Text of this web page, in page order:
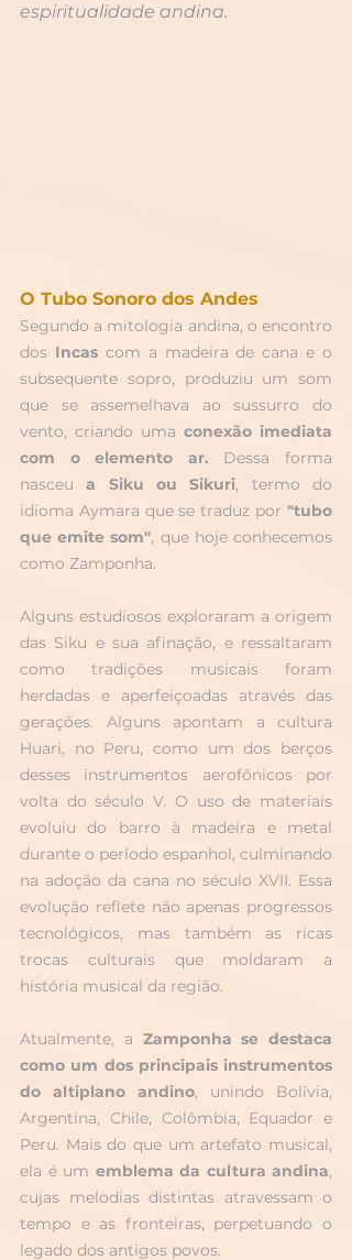
espiritualidade andina.
O Tubo Sonoro dos Andes
Segundo a mitologia andina, o encontro
dos Incas com a madeira de cana e o
subsequente sopro, produziu um som
que se assemelhava ao sussurro do
vento, criando uma conexão imediata
com o elemento ar. Dessa forma
nasceu a Siku ou Sikuri, termo do
idioma Aymara que se traduz por "tubo
que emite som", que hoje conhecemos
como Zamponha.
Alguns estudiosos exploraram a origem
das Siku e sua afinação, e ressaltaram
como tradições musicais foram
herdadas e aperfeiçoadas através das
gerações. Alguns apontam a cultura
Huari, no Peru, como um dos berços
desses instrumentos aerofônicos por
volta do século V. O uso de materiais
evoluiu do barro à madeira e metal
durante o período espanhol, culminando
na adoção da cana no século XVII. Essa
evolução reflete não apenas progressos
tecnológicos, mas também as ricas
trocas culturais que moldaram a
história musical da região.
Atualmente, a Zamponha se destaca
como um dos principais instrumentos
do altiplano andino, unindo Bolívia,
Argentina, Chile, Colômbia, Equador e
Peru. Mais do que um artefato musical,
ela é um emblema da cultura andina,
cujas melodias distintas atravessam o
tempo e as fronteiras, perpetuando o
legado dos antigos povos.